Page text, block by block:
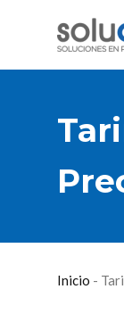
Inicio -